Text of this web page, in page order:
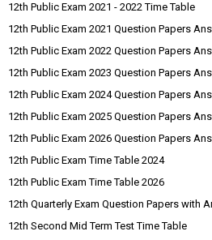
12th Public Exam 2021 - 2022 Time Table
12th Public Exam 2021 Question Papers
12th Public Exam 2022 Question Papers
12th Public Exam 2023 Question Papers
12th Public Exam 2024 Question Papers
12th Public Exam 2025 Question Papers
12th Public Exam 2026 Question Papers
12th Public Exam Time Table 2024
12th Public Exam Time Table 2026
12th Quarterly Exam Question Papers with
12th Second Mid Term Test Time Table